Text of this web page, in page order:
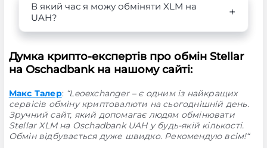
В який час я можу обміняти XLM на
UAH?
Думка крипто-експертів про обмін Stellar
на Oschadbank на нашому сайті:
Макс Талер: “Leoexchanger – є одним із найкращих
сервісів обміну криптовалюти на сьогоднішній день.
Зручний сайт, який допомагає людям обмінювати
Stellar XLM на Oschadbank UAH у будь-якій кількості.
Обмін відбувається дуже швидко. Рекомендую всім!“